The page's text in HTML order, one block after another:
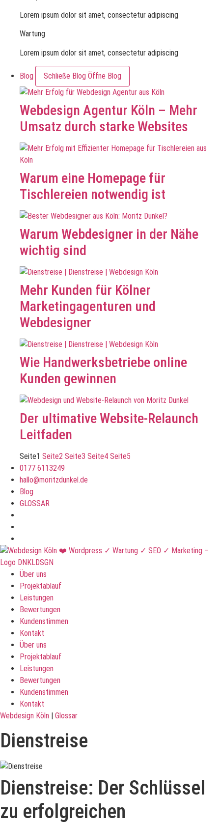
Lorem ipsum dolor sit amet, consectetur adipiscing
Wartung
Lorem ipsum dolor sit amet, consectetur adipiscing
Blog Schließe Blog Öffne Blog
Webdesign Agentur Köln – Mehr
Umsatz durch starke Websites
Warum eine Homepage für
Tischlereien notwendig ist
Warum Webdesigner in der Nähe
wichtig sind
Mehr Kunden für Kölner
Marketingagenturen und
Webdesigner
Wie Handwerksbetriebe online
Kunden gewinnen
Der ultimative Website-Relaunch
Leitfaden
Seite1 Seite2 Seite3 Seite4 Seite5
0177 6113249
hallo@moritzdunkel.de
Blog
GLOSSAR
Über uns
Projektablauf
Leistungen
Bewertungen
Kundenstimmen
Kontakt
Über uns
Projektablauf
Leistungen
Bewertungen
Kundenstimmen
Kontakt
Webdesign Köln
Glossar
Dienstreise
Dienstreise: Der Schlüssel
zu erfolgreichen